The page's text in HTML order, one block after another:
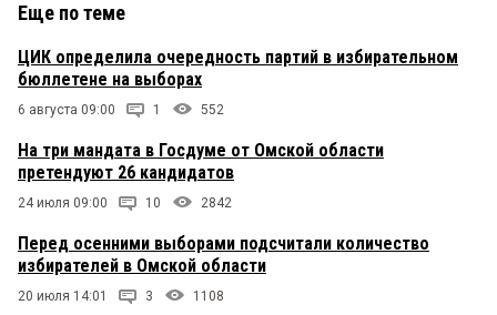
Еще по теме
ЦИК определила очередность партий в избирательном
бюллетене на выборах
6 августа 09:00 1 552
На три мандата в Госдуме от Омской области
претендуют 26 кандидатов
24 июля 09:00 10 2842
Перед осенними выборами подсчитали количество
избирателей в Омской области
20 июля 14:01 3 1108